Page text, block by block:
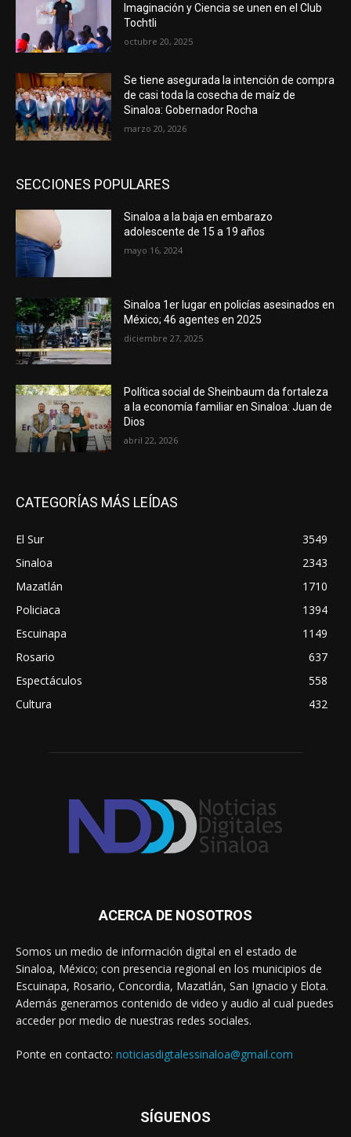
Imaginación y Ciencia se unen en el Club
Tochtli
octubre 20, 2025
Se tiene asegurada la intención de compra
de casi toda la cosecha de maíz de
Sinaloa: Gobernador Rocha
marzo 20, 2026
SECCIONES POPULARES
Sinaloa a la baja en embarazo
adolescente de 15 a 19 años
mayo 16, 2024
Sinaloa 1er lugar en policías asesinados en
México; 46 agentes en 2025
diciembre 27, 2025
Política social de Sheinbaum da fortaleza
a la economía familiar en Sinaloa: Juan de
Dios
abril 22, 2026
CATEGORÍAS MÁS LEÍDAS
El Sur
3549
Sinaloa
2343
Mazatlán
1710
Policiaca
1394
Escuinapa
1149
Rosario
637
Espectáculos
558
Cultura
432
ACERCA DE NOSOTROS
Somos un medio de información digital en el estado de
Sinaloa, México; con presencia regional en los municipios de
Escuinapa, Rosario, Concordia, Mazatlán, San Ignacio y Elota.
Además generamos contenido de video y audio al cual puedes
acceder por medio de nuestras redes sociales.
Ponte en contacto: noticiasdigtalessinaloa@gmail.com
SÍGUENOS